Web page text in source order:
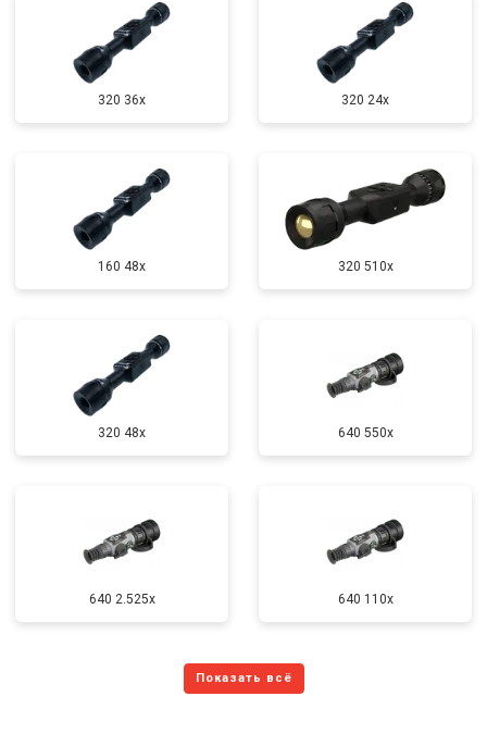
320 36x 320 24x
160 48x 320 510x
320 48x 640 550x
640 2.525x 640 110x